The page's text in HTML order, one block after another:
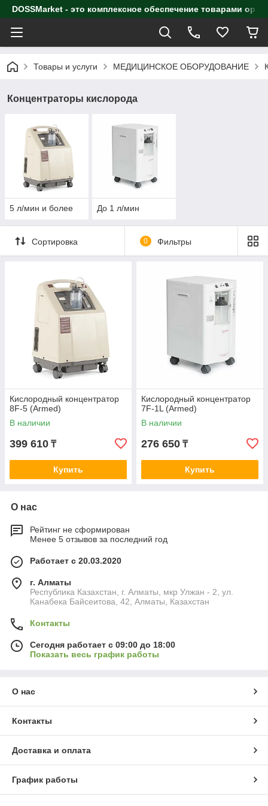
DOSSMarket - это комплексное обеспечение товарами
Товары и услуги МЕДИЦИНСКОЕ ОБОРУДОВАНИЕ
Концентраторы кислорода
5 л/мин и более До 1 л/мин
Сортировка 0 Фильтры
Кислородный концентратор
8F-5 (Armed)
В наличии
399 610 ₸
Купить
Кислородный концентратор
7F-1L (Armed)
В наличии
276 650 ₸
Купить
О нас
Рейтинг не сформирован
Менее 5 отзывов за последний год
Работает с 20.03.2020
г. Алматы
Республика Казахстан, г. Алматы, мкр Улжан - 2, ул.
Канабека Байсеитова, 42, Алматы, Казахстан
Контакты
Сегодня работает с 09:00 до 18:00
Показать весь график работы
О нас
Контакты
Доставка и оплата
График работы